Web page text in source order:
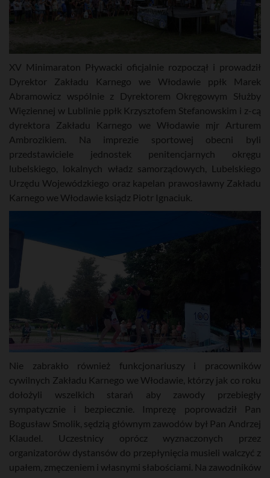
XV Minimaraton Pływacki oficjalnie rozpoczął i prowadził
Dyrektor Zakładu Karnego we Włodawie ppłk Marek
Abramowicz wspólnie z Dyrektorem Okręgowym Służby
Więziennej w Lublinie ppłk Krzysztofem Stefanowskim i z-cą
dyrektora Zakładu Karnego we Włodawie mjr Arturem
Ambrozikiem. Na imprezie sportowej obecni byli
przedstawiciele jednostek penitencjarnych okręgu
lubelskiego, lokalnych władz samorządowych, Lubelskiego
Urzędu Wojewódzkiego oraz kapelan prawosławny Zakładu
Karnego we Włodawie ksiądz Piotr Ignaciuk.
Nie zabrakło również funkcjonariuszy i pracowników
cywilnych Zakładu Karnego we Włodawie, którzy jak co roku
dołożyli wszelkich starań aby zawody przebiegły
sympatycznie i bezpiecznie. Imprezę poprowadził Pan
Bogusław Smolik, sędzią głównym zawodów był Pan Andrzej
Klaudel. Uczestnicy oprócz wyznaczonych przez
organizatorów dystansów do przepłynięcia musieli walczyć z
upałem, zmęczeniem i własnymi słabościami. Na zawodników